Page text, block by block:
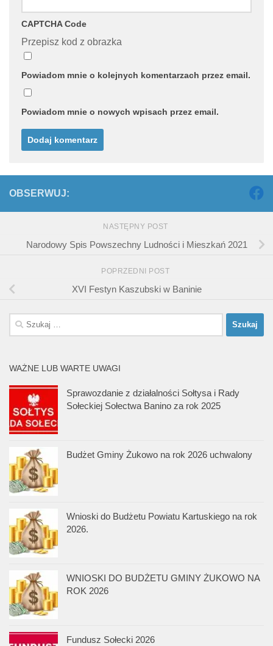
CAPTCHA Code
Przepisz kod z obrazka
Powiadom mnie o kolejnych komentarzach przez email.
Powiadom mnie o nowych wpisach przez email.
OBSERWUJ:
NASTĘPNY POST
Narodowy Spis Powszechny Ludności i Mieszkań 2021
POPRZEDNI POST
XVI Festyn Kaszubski w Baninie
Szukaj:
WAŻNE LUB WARTE UWAGI
Sprawozdanie z działalności Sołtysa i Rady
Sołeckiej Sołectwa Banino za rok 2025
Budżet Gminy Żukowo na rok 2026 uchwalony
Wnioski do Budżetu Powiatu Kartuskiego na rok
2026.
WNIOSKI DO BUDŻETU GMINY ŻUKOWO NA
ROK 2026
Fundusz Sołecki 2026